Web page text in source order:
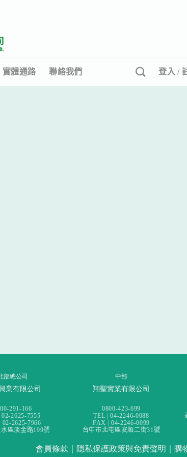
實體通路 聯絡我們 登入 /
部總公司
業有限公司
291-166
2625-7555
02-2625-7966
區淡金路199號
中部
翔聖實業有限公司
0800-423-699
TEL | 04-2246-0088
FAX | 04-2246-0099
台中市北屯區安順二街31號
會員條款 隱私保護政策與免責聲明 購